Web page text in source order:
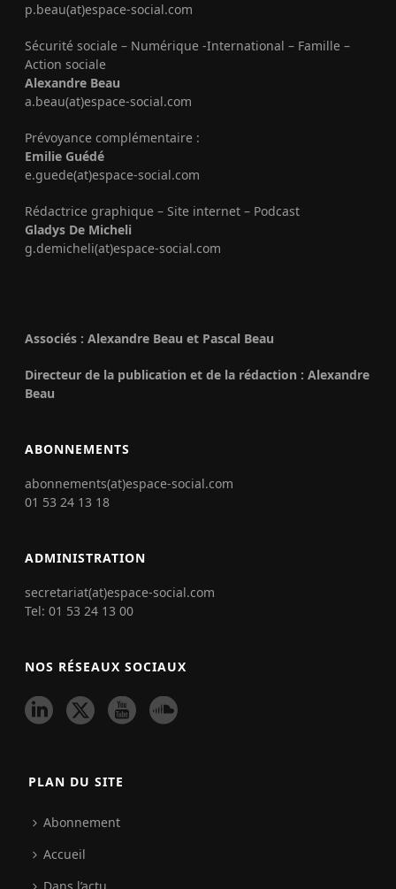
p.beau(at)espace-social.com
Sécurité sociale – Numérique -International – Famille –
Action sociale
Alexandre Beau
a.beau(at)espace-social.com
Prévoyance complémentaire :
Emilie Guédé
e.guede(at)espace-social.com
Rédactrice graphique – Site internet – Podcast
Gladys De Micheli
g.demicheli(at)espace-social.com
Associés : Alexandre Beau et Pascal Beau
Directeur de la publication et de la rédaction : Alexandre
Beau
ABONNEMENTS
abonnements(at)espace-social.com
01 53 24 13 18
ADMINISTRATION
secretariat(at)espace-social.com
Tel: 01 53 24 13 00
NOS RÉSEAUX SOCIAUX
PLAN DU SITE
Abonnement
Accueil